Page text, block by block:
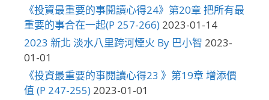
《投資最重要的事閱讀心得24》第20章 把所有最
重要的事合在一起(P 257-266) 2023-01-14
2023 新北 淡水八里跨河煙火 By 巴小智 2023-
01-01
《投資最重要的事閱讀心得23 》第19章 增添價
值 (P 247-255) 2023-01-01